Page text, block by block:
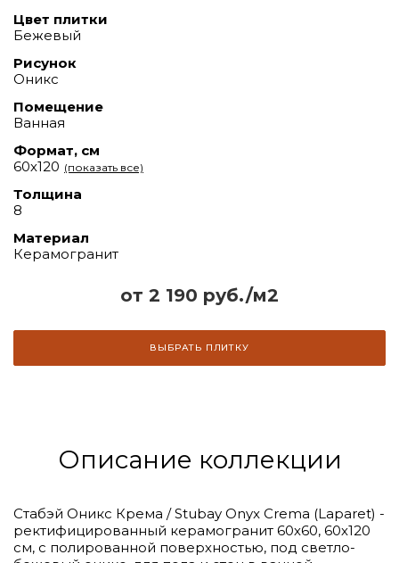
от 2 190 руб./м2
ВЫБРАТЬ ПЛИТКУ
Цвет плитки
Бежевый
Рисунок
Оникс
Помещение
Ванная
Формат, см
60х120 (показать все)
Толщина
8
Материал
Керамогранит
Описание коллекции
Стабэй Оникс Крема / Stubay Onyx Crema (Laparet) -
ректифицированный керамогранит 60х60, 60х120
см, с полированной поверхностью, под светло-